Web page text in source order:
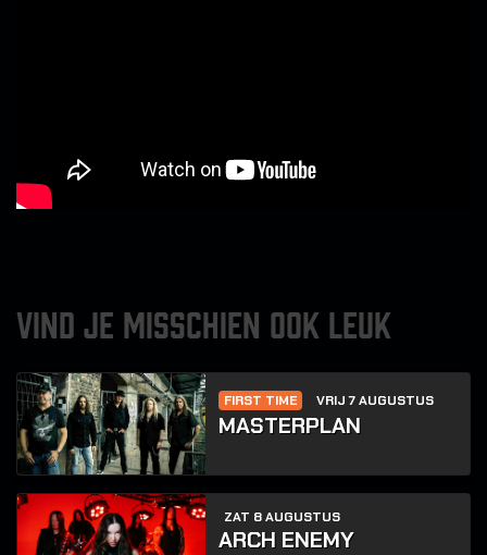
VIND JE MISSCHIEN OOK LEUK
FIRST TIME VRIJ 7 AUGUSTUS
MASTERPLAN
ZAT 8 AUGUSTUS
ARCH ENEMY